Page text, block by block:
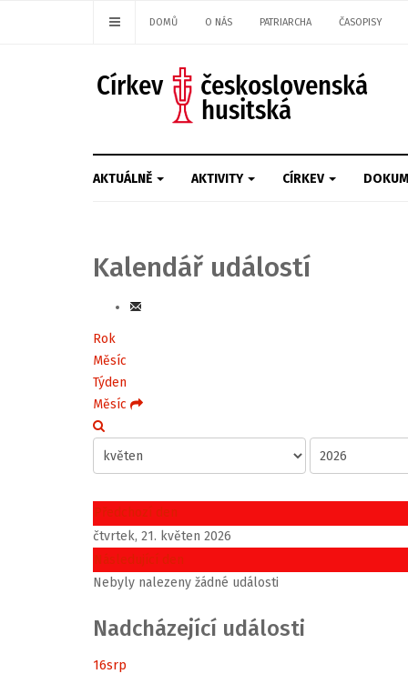
DOMŮ O NÁS PATRIARCHA ČASOPISY
AKTUÁLNĚ AKTIVITY CÍRKEV
Kalendář událostí
Rok
Měsíc
Týden
Měsíc
Předchozí den
čtvrtek, 21. květen 2026
Následující den
Nebyly nalezeny žádné události
Nadcházející události
16srp